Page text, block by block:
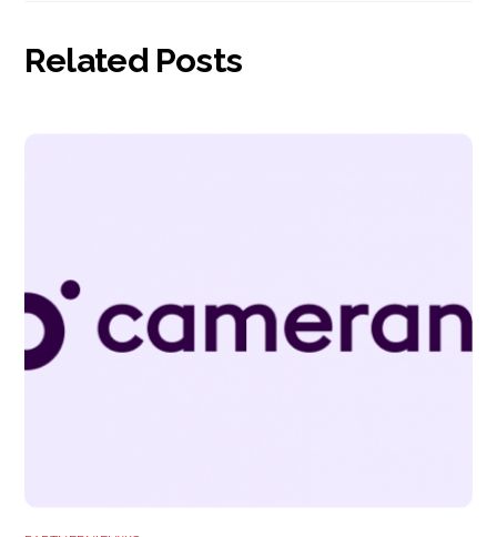
Related Posts